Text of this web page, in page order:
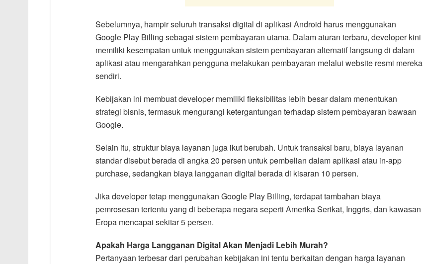
Sebelumnya, hampir seluruh transaksi digital di aplikasi Android harus menggunakan
Google Play Billing sebagai sistem pembayaran utama. Dalam aturan terbaru, developer kini
memiliki kesempatan untuk menggunakan sistem pembayaran alternatif langsung di dalam
aplikasi atau mengarahkan pengguna melakukan pembayaran melalui website resmi mereka
sendiri.
Kebijakan ini membuat developer memiliki fleksibilitas lebih besar dalam menentukan
strategi bisnis, termasuk mengurangi ketergantungan terhadap sistem pembayaran bawaan
Google.
Selain itu, struktur biaya layanan juga ikut berubah. Untuk transaksi baru, biaya layanan
standar disebut berada di angka 20 persen untuk pembelian dalam aplikasi atau in-app
purchase, sedangkan biaya langganan digital berada di kisaran 10 persen.
Jika developer tetap menggunakan Google Play Billing, terdapat tambahan biaya
pemrosesan tertentu yang di beberapa negara seperti Amerika Serikat, Inggris, dan kawasan
Eropa mencapai sekitar 5 persen.
Apakah Harga Langganan Digital Akan Menjadi Lebih Murah?
Pertanyaan terbesar dari perubahan kebijakan ini tentu berkaitan dengan harga layanan